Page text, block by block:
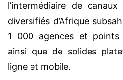
l’intermédiaire de
diversifiés d’Afrique
1 000 agences et
ainsi que de solides
ligne et mobile.